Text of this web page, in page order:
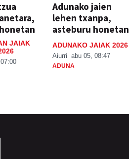
JAIAK
Adunako jaien
lehen txanpa,
asteburu honetan
ADUNAKO JAIAK 2026
Aiurri abu 05, 08:47
ADUNA